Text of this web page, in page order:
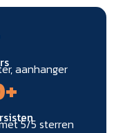
aanhanger
+
5/5 sterren